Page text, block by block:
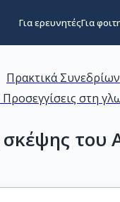
Για ερευνητέςΓια
Πρακτικά Συνεδρίων
στη
σκέψης